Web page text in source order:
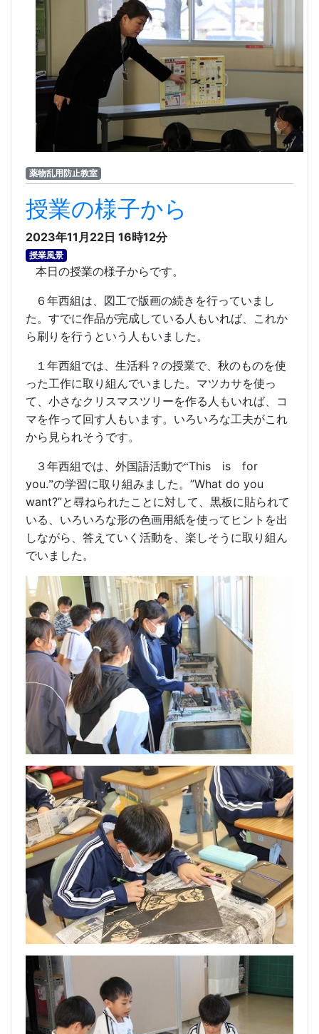
薬物乱用防止教室
授業の様子から
2023年11月22日 16時12分
授業風景
本日の授業の様子からです。
６年西組は、図工で版画の続きを行っていまし
た。すでに作品が完成している人もいれば、これか
ら刷りを行うという人もいました。
１年西組では、生活科？の授業で、秋のものを使
った工作に取り組んでいました。マツカサを使っ
て、小さなクリスマスツリーを作る人もいれば、コ
マを作って回す人もいます。いろいろな工夫がこれ
から見られそうです。
３年西組では、外国語活動で“This is
for
you.”の学習に取り組みました。 ”What do you
want?”と尋ねられたことに対して、黒板に貼られて
いる、いろいろな形の色画用紙を使ってヒントを出
しながら、答えていく活動を、楽しそうに取り組ん
でいました。